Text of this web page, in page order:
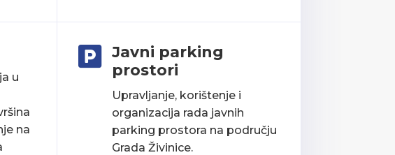
u
na

Javni parking
prostori
Upravljanje, korištenje i
organizacija rada javnih
parking prostora na području
Grada Živinice.